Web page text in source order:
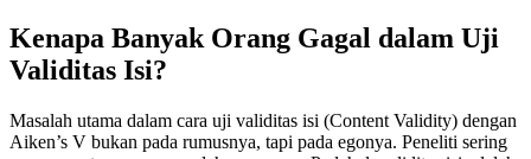
Kenapa Banyak Orang Gagal dalam Uji
Validitas Isi?
Masalah utama dalam cara uji validitas isi (Content Validity) dengan
Aiken’s V bukan pada rumusnya, tapi pada egonya. Peneliti sering